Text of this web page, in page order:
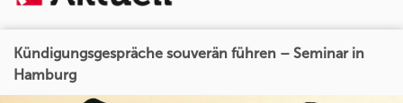
Kündigungsgespräche souverän führen – Seminar in
Hamburg